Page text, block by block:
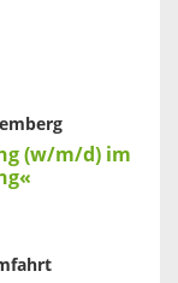
(w/m/d) im